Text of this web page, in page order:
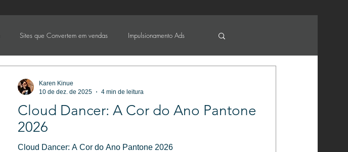
Sites que Convertem em vendas Impulsionamento Ads
Cloud Dancer: A Cor do Ano Pantone
2026
Cloud Dancer: A Cor do Ano Pantone 2026
Karen Kinue
10 de dez. de 2025
4 min de leitura